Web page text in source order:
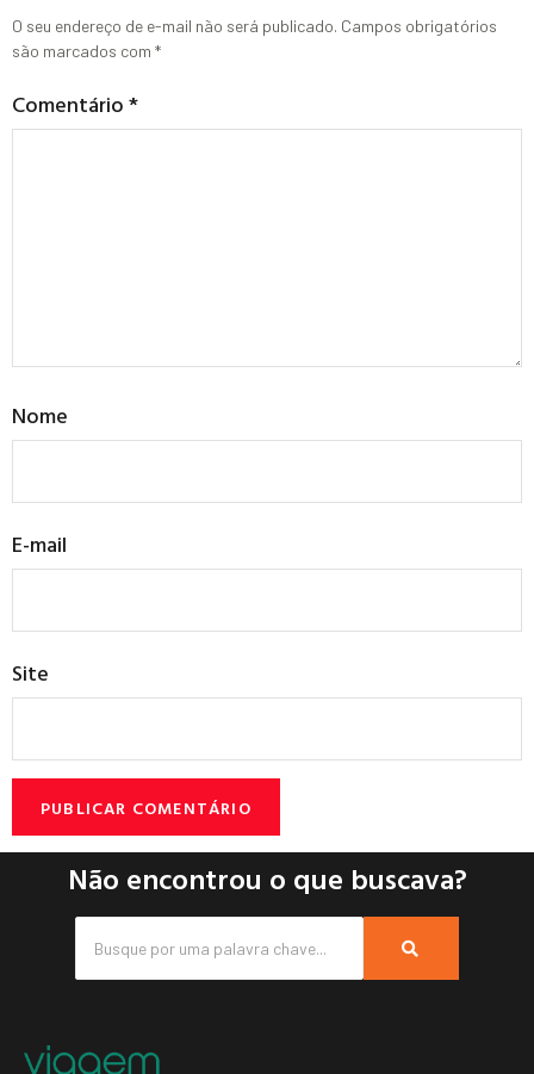
O seu endereço de e-mail não será publicado. Campos obrigatórios
são marcados com *
Comentário*
Nome
E-mail
Site
Não encontrou o que buscava?